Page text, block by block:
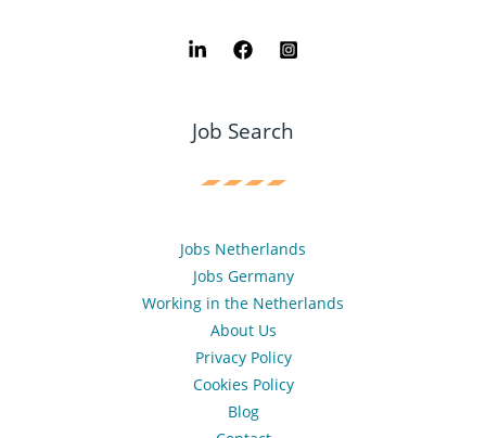
Job Search
Jobs Netherlands
Jobs Germany
Working in the Netherlands
About Us
Privacy Policy
Cookies Policy
Blog